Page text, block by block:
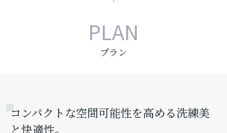
PLAN
プラン
コンパクトな空間可能性を高める洗練美
と快適性。